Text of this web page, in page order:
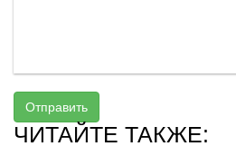
Отправить
ЧИТАЙТЕ ТАКЖЕ: